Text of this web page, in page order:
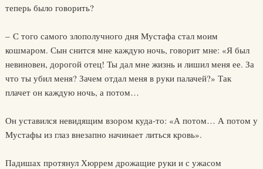
теперь было говорить?
– С того самого злополучного дня Мустафа стал моим
кошмаром. Сын снится мне каждую ночь, говорит мне: «Я был
невиновен, дорогой отец! Ты дал мне жизнь и лишил меня ее. За
что ты убил меня? Зачем отдал меня в руки палачей?» Так
плачет он каждую ночь, а потом…
Он уставился невидящим взором куда-то: «А потом… А потом у
Мустафы из глаз внезапно начинает литься кровь».
Падишах протянул Хюррем дрожащие руки и с ужасом